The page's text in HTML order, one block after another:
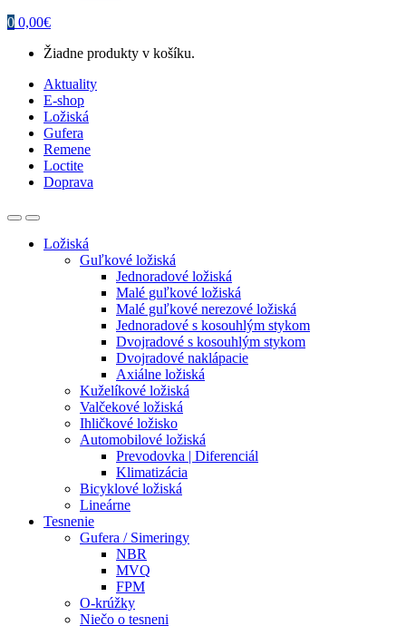
0 0,00€
Žiadne produkty v košíku.
Aktuality
E-shop
Ložiská
Gufera
Remene
Loctite
Doprava
Ložiská
Guľkové ložiská
Jednoradové ložiská
Malé guľkové ložiská
Malé guľkové nerezové ložiská
Jednoradové s kosouhlým stykom
Dvojradové s kosouhlým stykom
Dvojradové naklápacie
Axiálne ložiská
Kuželíkové ložiská
Valčekové ložiská
Ihličkové ložisko
Automobilové ložiská
Prevodovka | Diferenciál
Klimatizácia
Bicyklové ložiská
Lineárne
Tesnenie
Gufera / Simeringy
NBR
MVQ
FPM
O-krúžky
Niečo o tesneni